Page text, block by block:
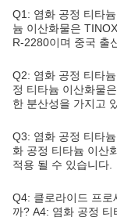
Q1: 염화 공정 티타
늄 이산화물은
R-2280이며 중국 출
Q2: 염화 공정 티타
정 티타늄 이산화물
한 분산성을 가지고
Q3: 염화 공정 티타
화 공정 티타늄 이산
적용 될 수 있습니다.
Q4: 클로라이드 프로
까? A4: 염화 공정 티